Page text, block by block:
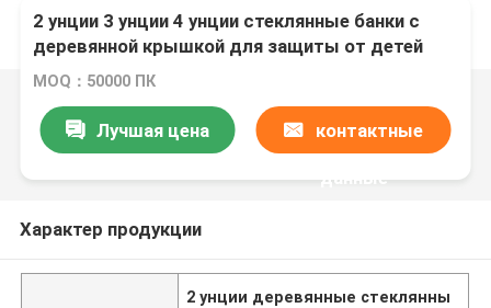
2 унции 3 унции 4 унции стеклянные банки с
деревянной крышкой для защиты от детей
воздухонепроницаемые контейнеры для
MOQ：50000 ПК
Лучшая цена контактные
данные
Характер продукции
2 унции деревянные стеклянны